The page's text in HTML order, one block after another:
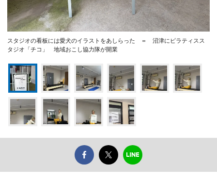
スタジオの看板には愛犬のイラストをあしらった ＝ 沼津にピラティスス
タジオ「チコ」 地域おこし協力隊が開業